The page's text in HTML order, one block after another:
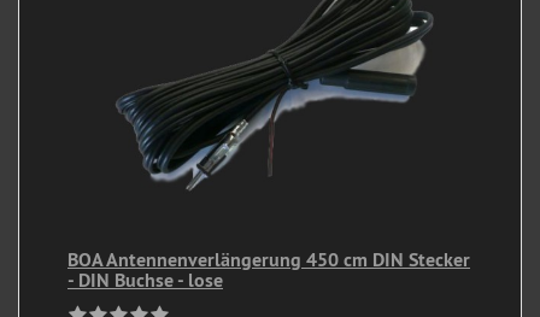
BOA Antennenverlängerung 450 cm DIN Stecker
- DIN Buchse - lose